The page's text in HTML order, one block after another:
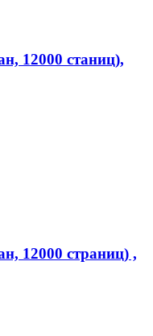
12000 станиц),
12000 страниц) ,